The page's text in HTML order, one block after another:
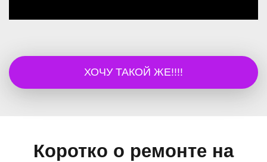
ХОЧУ ТАКОЙ ЖЕ!!!!
Коротко о ремонте на